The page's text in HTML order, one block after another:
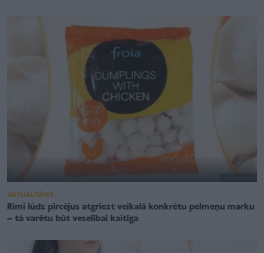
AKTUALITĀTES
Rimi lūdz pircējus atgriezt veikalā konkrētu pelmeņu marku
– tā varētu būt veselībai kaitīga